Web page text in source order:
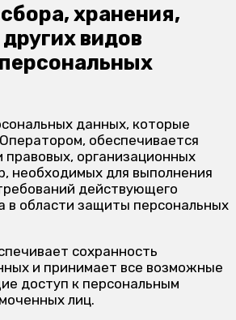
хранения,
видов
данных, которые
обеспечивается
правовых, организационных
необходимых для выполнения
действующего
в области защиты персональных
сохранность
и принимает все возможные
доступ к персональным
лиц.